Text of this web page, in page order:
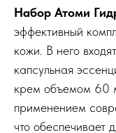
Набор Атоми
эффективный
кожи. В него
капсульная
крем объемом 60
применением
что обеспечивает